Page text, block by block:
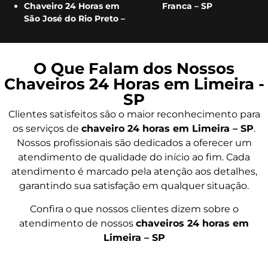
Chaveiro 24 Horas em
São José do Rio Preto –
Franca – SP
O Que Falam dos Nossos
Chaveiros 24 Horas em Limeira -
SP
Clientes satisfeitos são o maior reconhecimento para
os serviços de chaveiro 24 horas em Limeira – SP.
Nossos profissionais são dedicados a oferecer um
atendimento de qualidade do início ao fim. Cada
atendimento é marcado pela atenção aos detalhes,
garantindo sua satisfação em qualquer situação.
Confira o que nossos clientes dizem sobre o
atendimento de nossos chaveiros 24 horas em
Limeira – SP